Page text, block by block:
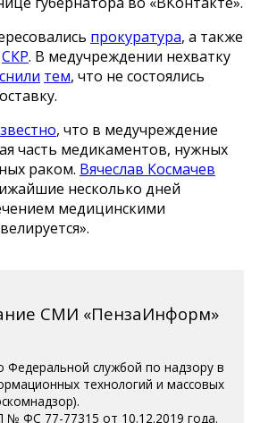
прокуратура, а также
СКР. В медучреждении нехватку
тем, что не состоялись
, что в медучреждение
часть медикаментов, нужных
раком. Вячеслав Космачев
несколько дней
медицинскими
СМИ «ПензаИнформ»
Федеральной службой по надзору в
технологий и массовых
№ ФС 77-77315 от 10.12.2019 года.